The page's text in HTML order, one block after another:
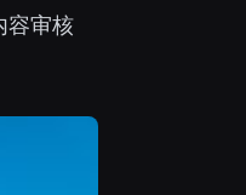
容审核